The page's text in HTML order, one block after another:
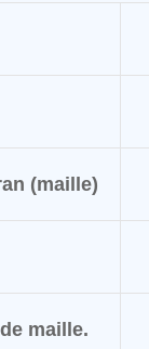
(maille)
maille.